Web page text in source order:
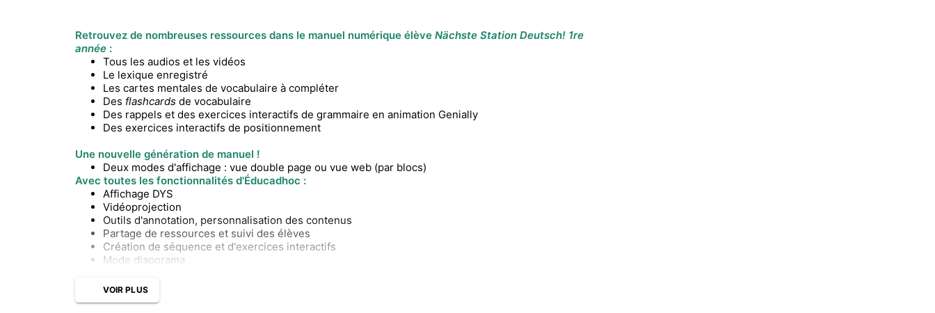
Retrouvez de nombreuses ressources dans le manuel numérique élève Nächste Station Deutsch! 1re
année :
Tous les audios et les vidéos
Le lexique enregistré
Les cartes mentales de vocabulaire à compléter
Des flashcards de vocabulaire
Des rappels et des exercices interactifs de grammaire en animation Genially
Des exercices interactifs de positionnement
Une nouvelle génération de manuel !
Deux modes d'affichage : vue double page ou vue web (par blocs)
Avec toutes les fonctionnalités d'Éducadhoc :
Affichage DYS
Vidéoprojection
Outils d'annotation, personnalisation des contenus
Partage de ressources et suivi des élèves
Création de séquence et d'exercices interactifs
Mode diaporama
VOIR PLUS